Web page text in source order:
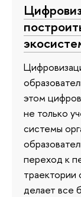
этом
не только
системы
переход к
делает все